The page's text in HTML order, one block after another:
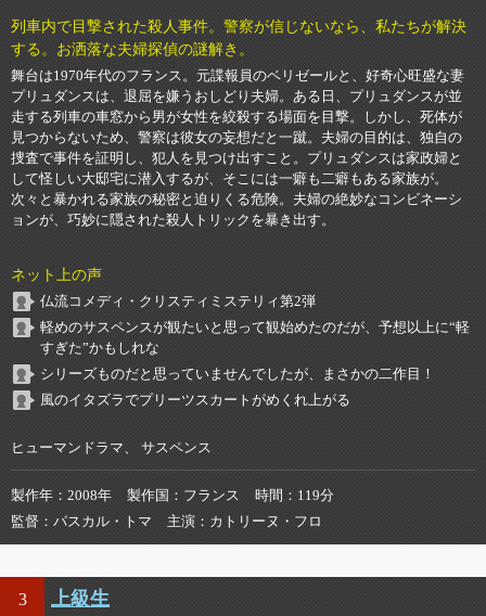
列車内で目撃された殺人事件。警察が信じないなら、私たちが解決
する。お洒落な夫婦探偵の謎解き。
舞台は1970年代のフランス。元諜報員のベリゼールと、好奇心旺盛な妻
プリュダンスは、退屈を嫌うおしどり夫婦。ある日、プリュダンスが並
走する列車の車窓から男が女性を絞殺する場面を目撃。しかし、死体が
見つからないため、警察は彼女の妄想だと一蹴。夫婦の目的は、独自の
捜査で事件を証明し、犯人を見つけ出すこと。プリュダンスは家政婦と
して怪しい大邸宅に潜入するが、そこには一癖も二癖もある家族が。
次々と暴かれる家族の秘密と迫りくる危険。夫婦の絶妙なコンビネーシ
ョンが、巧妙に隠された殺人トリックを暴き出す。
ネット上の声
仏流コメディ・クリスティミステリィ第2弾
軽めのサスペンスが観たいと思って観始めたのだが、予想以上に“軽
すぎた”かもしれな
シリーズものだと思っていませんでしたが、まさかの二作目！
風のイタズラでプリーツスカートがめくれ上がる
ヒューマンドラマ、 サスペンス
製作年 2008年 製作国 フランス 時間
119分
監督
パスカル・トマ 主演 カトリーヌ・フロ
3 上級生